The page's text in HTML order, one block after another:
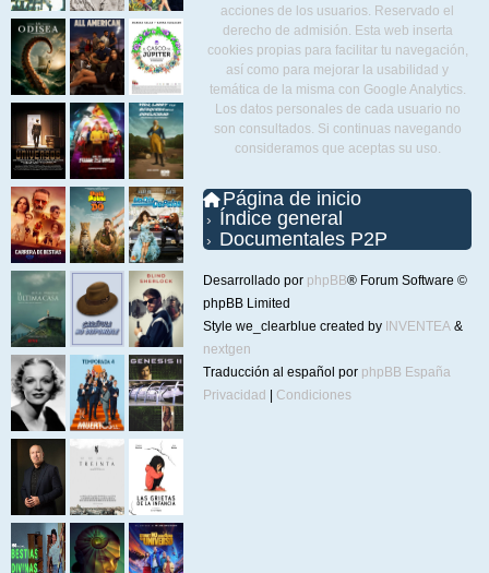
acciones de los usuarios. Reservado el
derecho de admisión. Esta web inserta
cookies propias para facilitar tu navegación,
así como para mejorar la usabilidad y
temática de la misma con Google Analytics.
Los datos personales de cada usuario no
son consultados. Si continuas navegando
consideramos que aceptas su uso.
Página de inicio
Índice general
Documentales P2P
Desarrollado por phpBB® Forum Software ©
phpBB Limited
Style we_clearblue created by INVENTEA &
nextgen
Traducción al español por phpBB España
Privacidad
Condiciones